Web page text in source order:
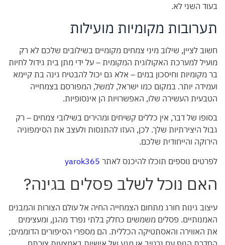
בעוד השני לא.
תערובות מקומיות מועילות
חשוב לציין, שילוב מיני צמחים מקומיים בשילובים שלכם לא רק
מועיל למערכת האקולוגית המקומית – על ידי מתן בית גידול לחיות
בר מקומיות וחיסכון במים – אלא גם יכול להבטיח גינה בת קיימא
ועמידה יותר. במקום כמו ישראל, למשל, המפורסם בצמחייה
הטבעית העשירה שלו, האפשרויות הן אינסופיות.
בסופו של דבר, אין כללים קשיחים ומהירים בשילובי צמחים – רק
גבול היצירתיות שלך. לכן, העזו להתנסות ולעצב את הסימפוניה
הירוקה והייחודית שלכם.
לפרטים נוספים תוכלו להיכנס לאתר yarok365
האם נוכל לשלב פסלים בגינה?
עיצוב גינות חורג מתחום הצמחייה החיה אל עולם הצורות והמבנים
האמנותיים. פסלים משמשים כחלק בלתי נפרד מהגן, ומעצימים
את האווירה והאסתטיקה הכללית. הם מספרי הסיפורים הדוממים;